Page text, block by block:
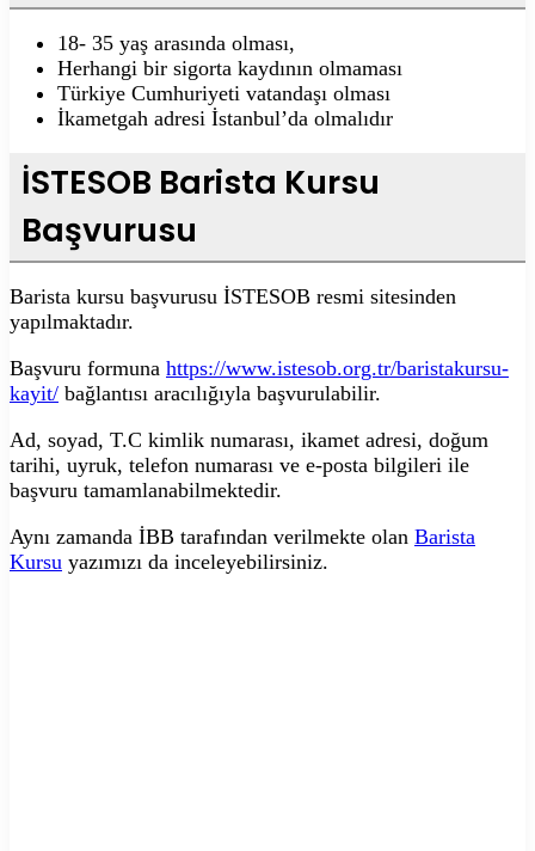
18- 35 yaş arasında olması,
Herhangi bir sigorta kaydının olmaması
Türkiye Cumhuriyeti vatandaşı olması
İkametgah adresi İstanbul’da olmalıdır
İSTESOB Barista Kursu
Başvurusu
Barista kursu başvurusu İSTESOB resmi sitesinden
yapılmaktadır.
Başvuru formuna https://www.istesob.org.tr/baristakursu-
kayit/ bağlantısı aracılığıyla başvurulabilir.
Ad, soyad, T.C kimlik numarası, ikamet adresi, doğum
tarihi, uyruk, telefon numarası ve e-posta bilgileri ile
başvuru tamamlanabilmektedir.
Aynı zamanda İBB tarafından verilmekte olan Barista
Kursu yazımızı da inceleyebilirsiniz.